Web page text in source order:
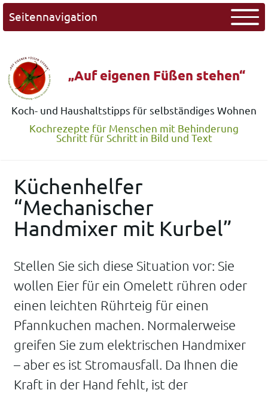
Seitennavigation
„Auf eigenen Füßen stehen“
Koch- und Haushaltstipps für selbständiges Wohnen
Kochrezepte für Menschen mit Behinderung
Schritt für Schritt in Bild und Text
Küchenhelfer
“Mechanischer
Handmixer mit Kurbel”
Stellen Sie sich diese Situation vor: Sie
wollen Eier für ein Omelett rühren oder
einen leichten Rührteig für einen
Pfannkuchen machen. Normalerweise
greifen Sie zum elektrischen Handmixer
– aber es ist Stromausfall. Da Ihnen die
Kraft in der Hand fehlt, ist der